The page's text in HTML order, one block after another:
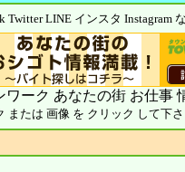
Twitter LINE インスタ Instagram
ワーク あなたの街 お仕事
または 画像 を クリック して下